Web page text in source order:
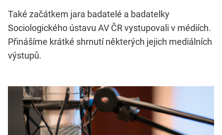
Také začátkem jara badatelé a badatelky
Sociologického ústavu AV ČR vystupovali v médiích.
Přinášíme krátké shrnutí některých jejich mediálních
výstupů.